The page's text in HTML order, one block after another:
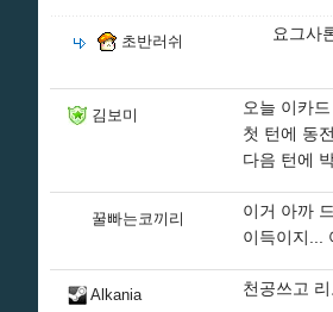
초반러쉬 요그사
김보미
오늘 이카
첫 턴에 동
다음 턴에
꿀빠는코끼리
이거 아까
이득이지...
Alkania 천공쓰고